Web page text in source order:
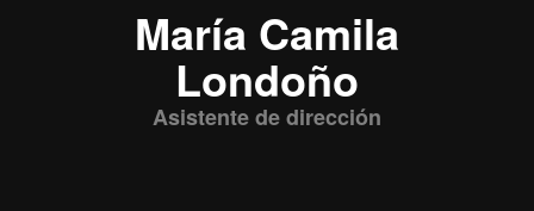
María Camila
Londoño
Asistente de dirección